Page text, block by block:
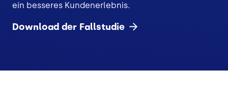
ein besseres Kundenerlebnis.
Download der Fallstudie